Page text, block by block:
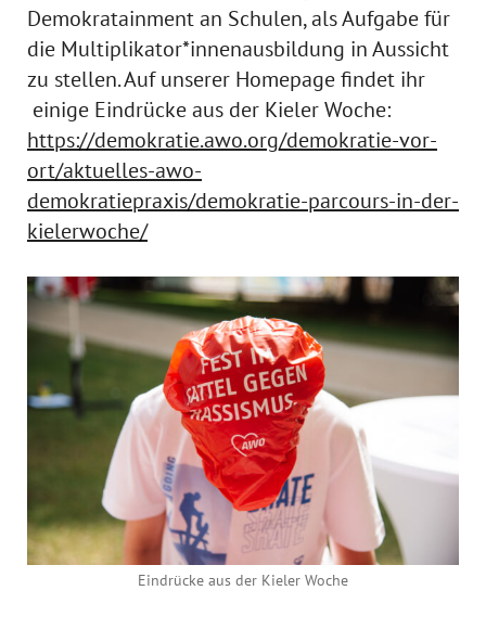
Demokratainment an Schulen, als Aufgabe für
die Multiplikator*innenausbildung in Aussicht
zu stellen. Auf unserer Homepage findet ihr
einige Eindrücke aus der Kieler Woche:
https://demokratie.awo.org/demokratie-vor-
ort/aktuelles-awo-
demokratiepraxis/demokratie-parcours-in-der-
kielerwoche/
Eindrücke aus der Kieler Woche